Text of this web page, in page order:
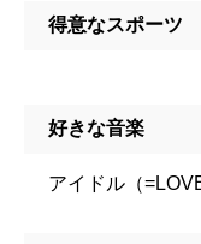
得意なスポーツ
好きな音楽
アイドル（